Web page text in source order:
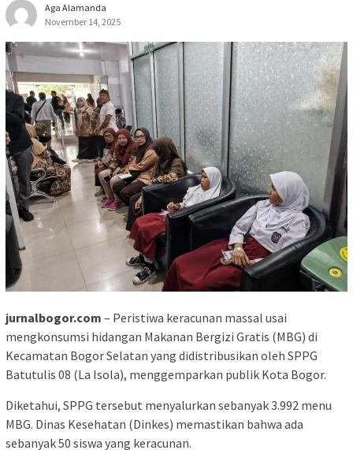
Aga Alamanda
November 14, 2025
jurnalbogor.com – Peristiwa keracunan massal usai
mengkonsumsi hidangan Makanan Bergizi Gratis (MBG) di
Kecamatan Bogor Selatan yang didistribusikan oleh SPPG
Batutulis 08 (La Isola), menggemparkan publik Kota Bogor.
Diketahui, SPPG tersebut menyalurkan sebanyak 3.992 menu
MBG. Dinas Kesehatan (Dinkes) memastikan bahwa ada
sebanyak 50 siswa yang keracunan.